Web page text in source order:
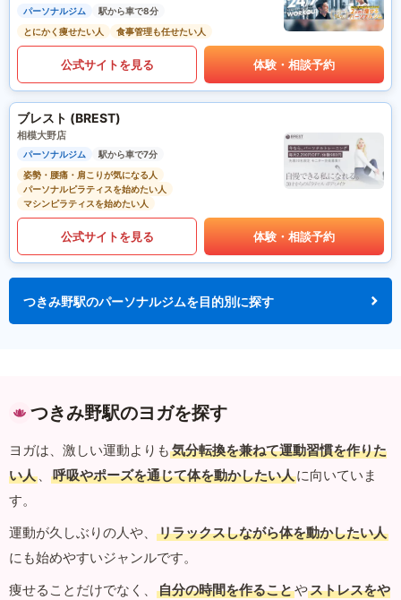
パーソナルジム
駅から車で8分
とにかく痩せたい人
食事管理も任せたい人
公式サイトを見る 体験・相談予約
ブレスト (BREST)
相模大野店
パーソナルジム
駅から車で7分
姿勢・腰痛・肩こりが気になる人
パーソナルピラティスを始めたい人
マシンピラティスを始めたい人
公式サイトを見る 体験・相談予約
つきみ野駅のパーソナルジムを目的別に探す
つきみ野駅のヨガを探す
ヨガは、激しい運動よりも 気分転換を兼ねて運動習慣を作りた
い人 、 呼吸やポーズを通じて体を動かしたい人に向いていま
す。
運動が久しぶりの人や、
リラックスしながら体を動かしたい人
にも始めやすいジャンルです。
痩せることだけでなく、
自分の時間を作ることやストレスをや